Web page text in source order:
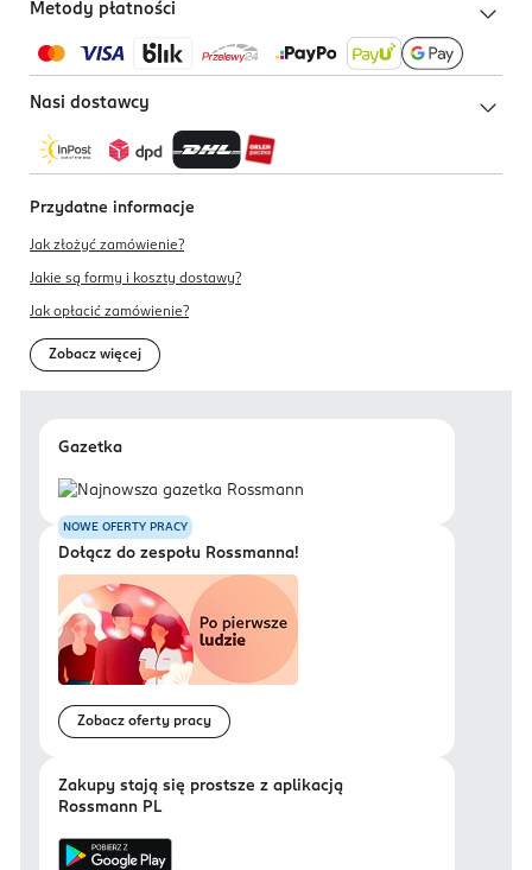
Metody płatności
Nasi dostawcy
Przydatne informacje
Jak złożyć zamówienie?
Jakie są formy i koszty dostawy?
Jak opłacić zamówienie?
Zobacz więcej
Gazetka
NOWE OFERTY PRACY
Dołącz do zespołu Rossmanna!
Zobacz oferty pracy
Zakupy stają się prostsze z aplikacją
Rossmann PL